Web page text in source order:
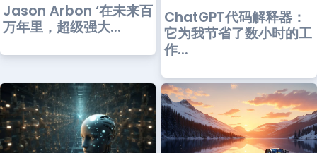
Jason Arbon ‘在未来百
万年里，超级强大...
ChatGPT代码解释器：
它为我节省了数小时的工
作...